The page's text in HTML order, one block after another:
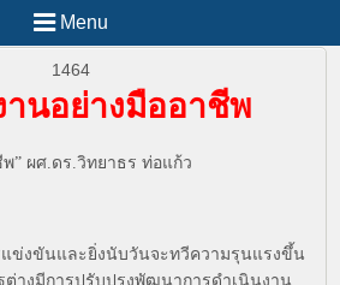
Menu
1464
านอย่างมืออาชีพ
” ผศ.ดร.วิทยาธร ท่อแก้ว
ข่งขันและยิ่งนับวันจะทวีความรุนแรงขึ้น
ต่างมีการปรับปรุงพัฒนาการดำเนินงาน